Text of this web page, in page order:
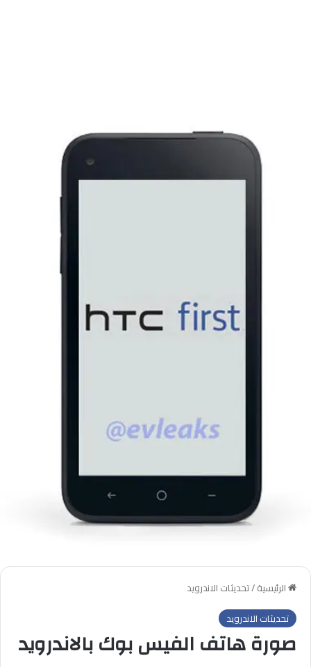
الرئيسية/تحديثات الاندرويد
تحديثات الاندرويد
صورة هاتف الفيس بوك بالاندرويد